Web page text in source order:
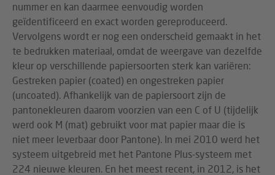
nummer en kan daarmee eenvoudig worden
geïdentificeerd en exact worden gereproduceerd.
Vervolgens wordt er nog een onderscheid gemaakt in het
te bedrukken materiaal, omdat de weergave van dezelfde
kleur op verschillende papiersoorten sterk kan variëren:
Gestreken papier (coated) en ongestreken papier
(uncoated). Afhankelijk van de papiersoort zijn de
pantonekleuren daarom voorzien van een C of U (tijdelijk
werd ook M (mat) gebruikt voor mat papier maar die is
niet meer leverbaar door Pantone). In mei 2010 werd het
systeem uitgebreid met het Pantone Plus-systeem met
224 nieuwe kleuren. En het meest recent, in 2012, is het